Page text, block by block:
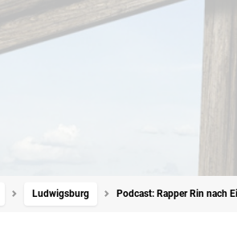
Ludwigsburg Podcast: Rapper Rin nach